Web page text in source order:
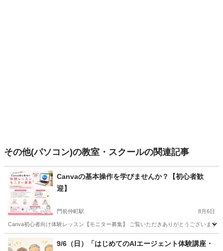
その他(パソコン)の教室・スクールの関連記事
Canvaの基本操作を学びませんか？【初心者歓
迎】
門前仲町駅 8月6日
Canva初心者向け体験レッスン【モニター募集】 ご覧いただきありがとうございます
東京 江東区 門前仲町駅 Webデザイナー Canva
9/6（日）「はじめてのAIエージェント体験講座・